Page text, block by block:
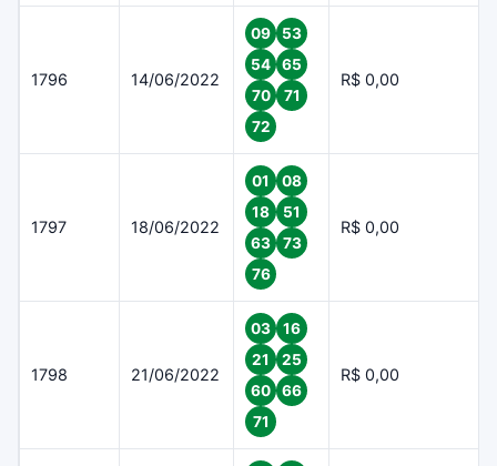
1796 14/06/2022
09
53
54
65
70
71
72
R$ 0,00
1797 18/06/2022
01
08
18
51
63
73
76
R$ 0,00
1798 21/06/2022
03
16
21
25
60
66
71
R$ 0,00